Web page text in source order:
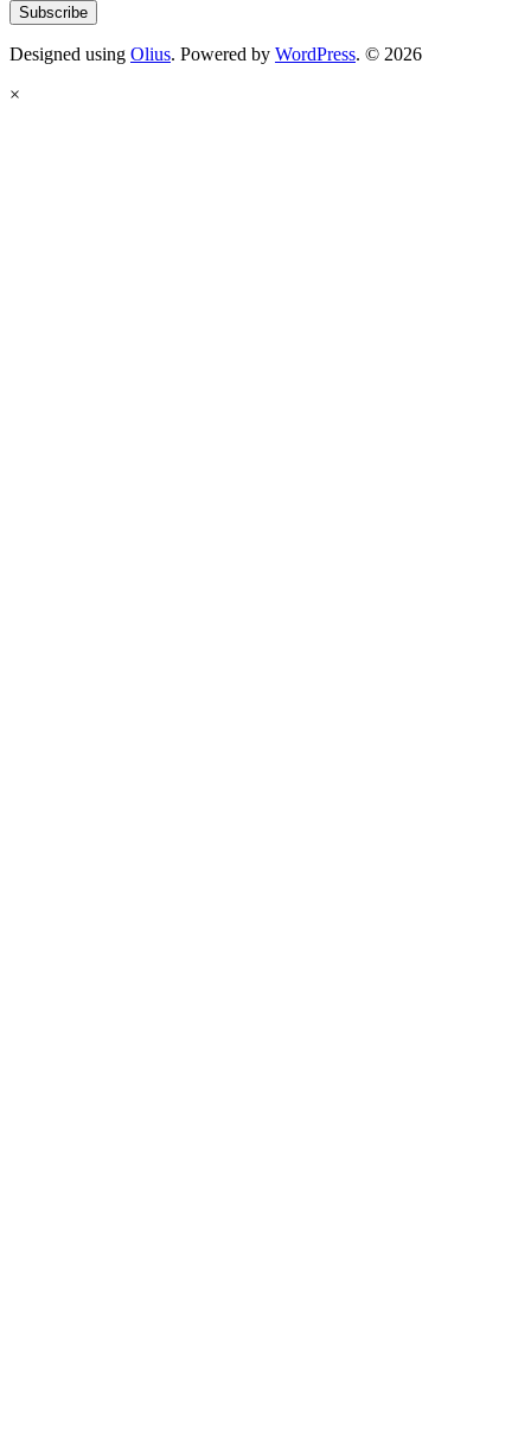
Designed using Olius. Powered by WordPress. © 2026
×